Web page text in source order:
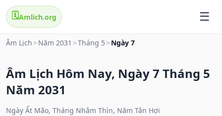
🗓️Amlich.org
Âm Lịch > Năm 2031 >Tháng 5 > Ngày 7
Âm Lịch Hôm Nay, Ngày 7 Tháng 5
Năm 2031
Ngày Ất Mão, Tháng Nhâm Thìn, Năm Tân Hợi